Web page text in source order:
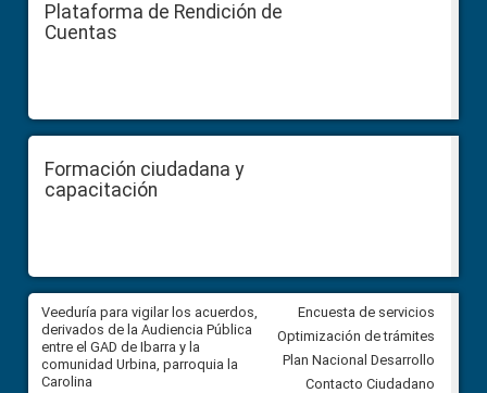
Plataforma de Rendición de
Cuentas
Formación ciudadana y
capacitación
Veeduría para vigilar los acuerdos,
derivados de la Audiencia Pública
entre el GAD de Ibarra y la
comunidad Urbina, parroquia la
Carolina
CPCCS convoca a Veeduría
Ciudadana para vigilar el
Encuesta de servicios
Optimización de trámites
Plan Nacional Desarrollo
Contacto Ciudadano